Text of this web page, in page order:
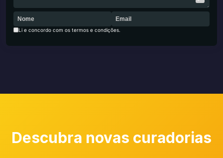
Li e concordo com os termos e condições.
Descubra novas curadorias